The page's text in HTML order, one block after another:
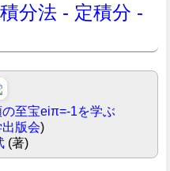
分法 - 定積分 -
至宝eiπ=-1を学ぶ
版会)
(著)